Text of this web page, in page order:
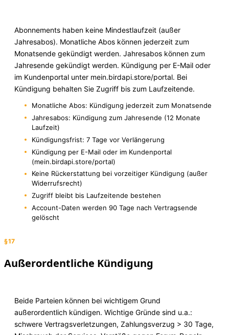
Abonnements haben keine Mindestlaufzeit (außer
Jahresabos). Monatliche Abos können jederzeit zum
Monatsende gekündigt werden. Jahresabos können zum
Jahresende gekündigt werden. Kündigung per E-Mail oder
im Kundenportal unter mein.birdapi.store/portal. Bei
Kündigung behalten Sie Zugriff bis zum Laufzeitende.
Monatliche Abos: Kündigung jederzeit zum Monatsende
Jahresabos: Kündigung zum Jahresende (12 Monate
Laufzeit)
Kündigungsfrist: 7 Tage vor Verlängerung
Kündigung per E-Mail oder im Kundenportal
(mein.birdapi.store/portal)
Keine Rückerstattung bei vorzeitiger Kündigung (außer
Widerrufsrecht)
Zugriff bleibt bis Laufzeitende bestehen
Account-Daten werden 90 Tage nach Vertragsende
gelöscht
§17
Außerordentliche Kündigung
Beide Parteien können bei wichtigem Grund
außerordentlich kündigen. Wichtige Gründe sind u.a.:
schwere Vertragsverletzungen, Zahlungsverzug > 30 Tage,